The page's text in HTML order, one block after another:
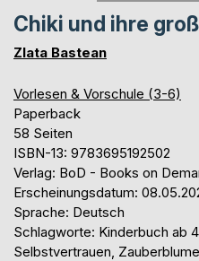
Chiki und ihre
Zlata Bastean
Vorlesen & Vorschule (3-6)
Paperback
58 Seiten
ISBN-13: 9783695192502
Verlag: BoD - Books on
Erscheinungsdatum:
Sprache: Deutsch
Schlagworte: Kinderbuch ab
Selbstvertrauen,